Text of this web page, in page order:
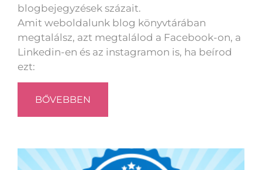
blogbejegyzések százait.
Amit weboldalunk blog könyvtárában
megtalálsz, azt megtalálod a Facebook-on, a
Linkedin-en és az instagramon is, ha beírod
ezt:
BŐVEBBEN